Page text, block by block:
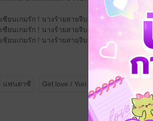
เซียนเกมรัก ! นางร้ายสายจีบ I
เซียนเกมรัก ! นางร้ายสายจีบ II
เซียนเกมรัก ! นางร้ายสายจีบ III (จบ)
แฟนตาซี Girl love / Yuri โรแมนติก เว